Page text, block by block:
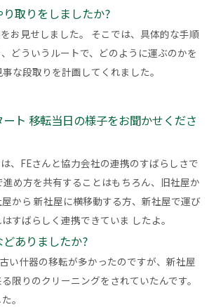
取りをしましたか?
お見せしました。 そこでは、具体的な手順
どういうルートで、どのように運ぶのかを
な段取りを計画してくれました。
ト 移転当日の様子をお聞かせくださ
、FEさんと協力会社の連携のすばらしさで
進め方を共有することはもちろん、旧社屋か
から 新社屋に横移動する方、新社屋で運び
すばらしく連携できていま したよ。
ありましたか?
い什器の移転が多かったのですが、新社屋
限りのクリーニングをされていたんです。
。